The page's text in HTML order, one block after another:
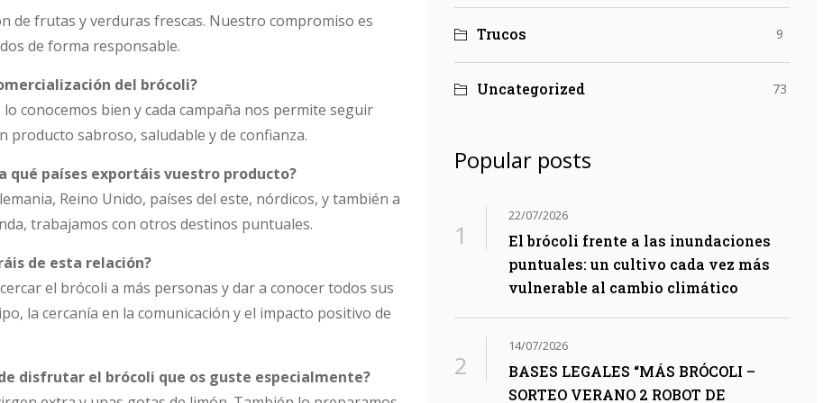
de frutas y verduras frescas. Nuestro compromiso es
de forma responsable.
del brócoli?
conocemos bien y cada campaña nos permite seguir
producto sabroso, saludable y de confianza.
qué países exportáis vuestro producto?
Reino Unido, países del este, nórdicos, y también a
trabajamos con otros destinos puntuales.
de esta relación?
el brócoli a más personas y dar a conocer todos sus
la cercanía en la comunicación y el impacto positivo de
disfrutar el brócoli que os guste especialmente?
Trucos 9
Uncategorized 73
Popular posts
22/07/2026
El brócoli frente a las inundaciones
puntuales: un cultivo cada vez más
vulnerable al cambio climático
14/07/2026
BASES LEGALES “MÁS BRÓCOLI –
SORTEO VERANO 2 ROBOT DE